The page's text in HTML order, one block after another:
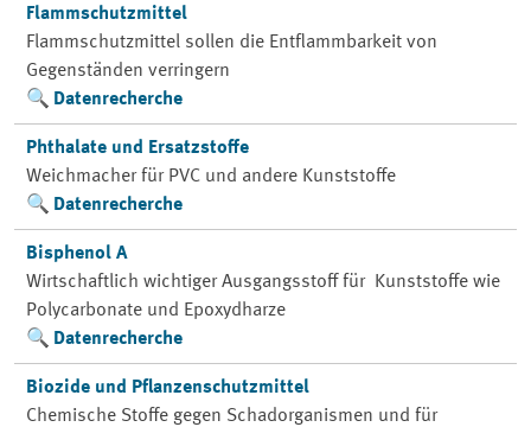
Flammschutzmittel
Flammschutzmittel sollen die Entflammbarkeit von
Gegenständen verringern
Datenrecherche
Phthalate und Ersatzstoffe
Weichmacher für PVC und andere Kunststoffe
Datenrecherche
Bisphenol A
Wirtschaftlich wichtiger Ausgangsstoff für Kunststoffe wie
Polycarbonate und Epoxydharze
Datenrecherche
Biozide und Pflanzenschutzmittel
Chemische Stoffe gegen Schadorganismen und für